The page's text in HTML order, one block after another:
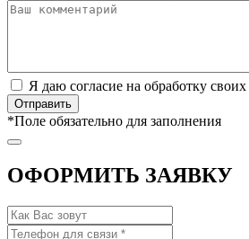
Я даю согласие на обработку своих
*Поле обязательно для заполнения
ОФОРМИТЬ ЗАЯВКУ